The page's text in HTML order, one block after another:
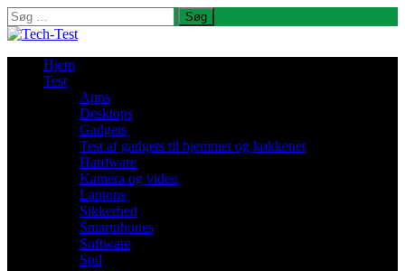
Søg
efter:
Hjem
Test
Apps
Desktops
Gadgets
Test af gadgets til hjemmet og køkkenet
Hardware
Kamera og video
Laptops
Sikkerhed
Smartphones
Software
Spil